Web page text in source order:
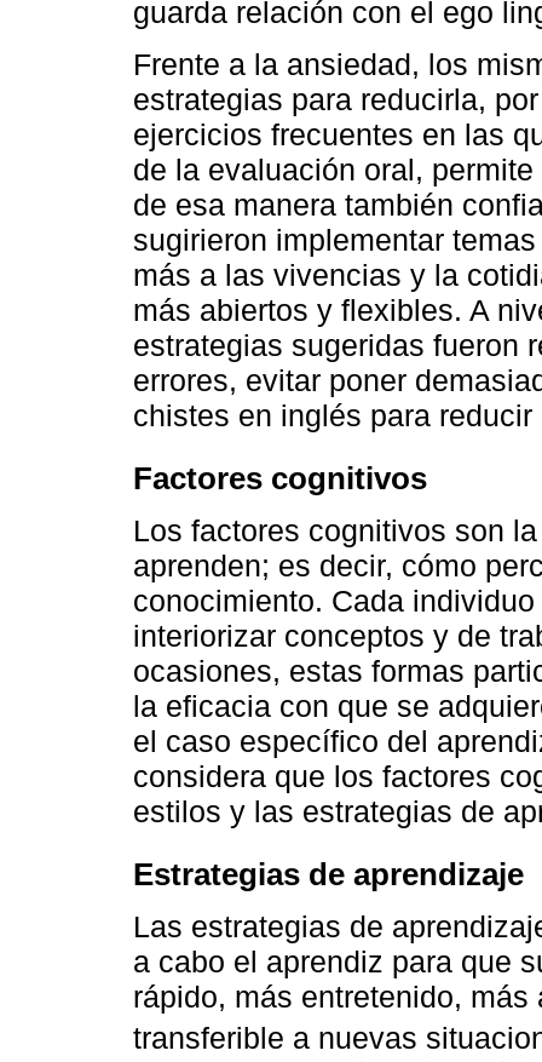
guarda relación con el ego
Frente a la ansiedad, los
estrategias para reducirla,
ejercicios frecuentes en las
de la evaluación oral,
de esa manera también
sugirieron implementar
más a las vivencias y la
más abiertos y flexibles. A
estrategias sugeridas fueron
errores, evitar poner
chistes en inglés para
Factores cognitivos
Los factores cognitivos son
aprenden; es decir, cómo
conocimiento. Cada
interiorizar conceptos y de
ocasiones, estas formas
la eficacia con que se
el caso específico del
considera que los factores
estilos y las estrategias de
Estrategias de aprendizaje
Las estrategias de
a cabo el aprendiz para que
rápido, más entretenido,
transferible a nuevas